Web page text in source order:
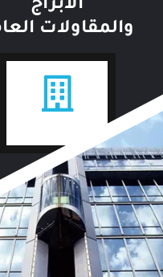
الابراج
والمقاولات